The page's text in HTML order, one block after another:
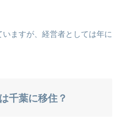
ますが、経営者としては年に
千葉に移住？